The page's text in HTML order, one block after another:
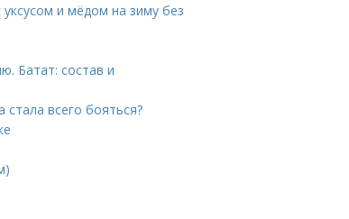
и мёдом на зиму без
Батат: состав и
всего бояться?